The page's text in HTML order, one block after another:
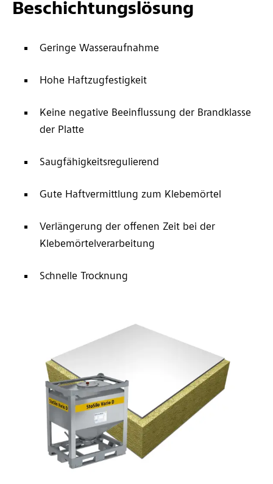
Beschichtungslösung
Geringe Wasseraufnahme
Hohe Haftzugfestigkeit
Keine negative Beeinflussung der Brandklasse
der Platte
Saugfähigkeitsregulierend
Gute Haftvermittlung zum Klebemörtel
Verlängerung der offenen Zeit bei der
Klebemörtelverarbeitung
Schnelle Trocknung